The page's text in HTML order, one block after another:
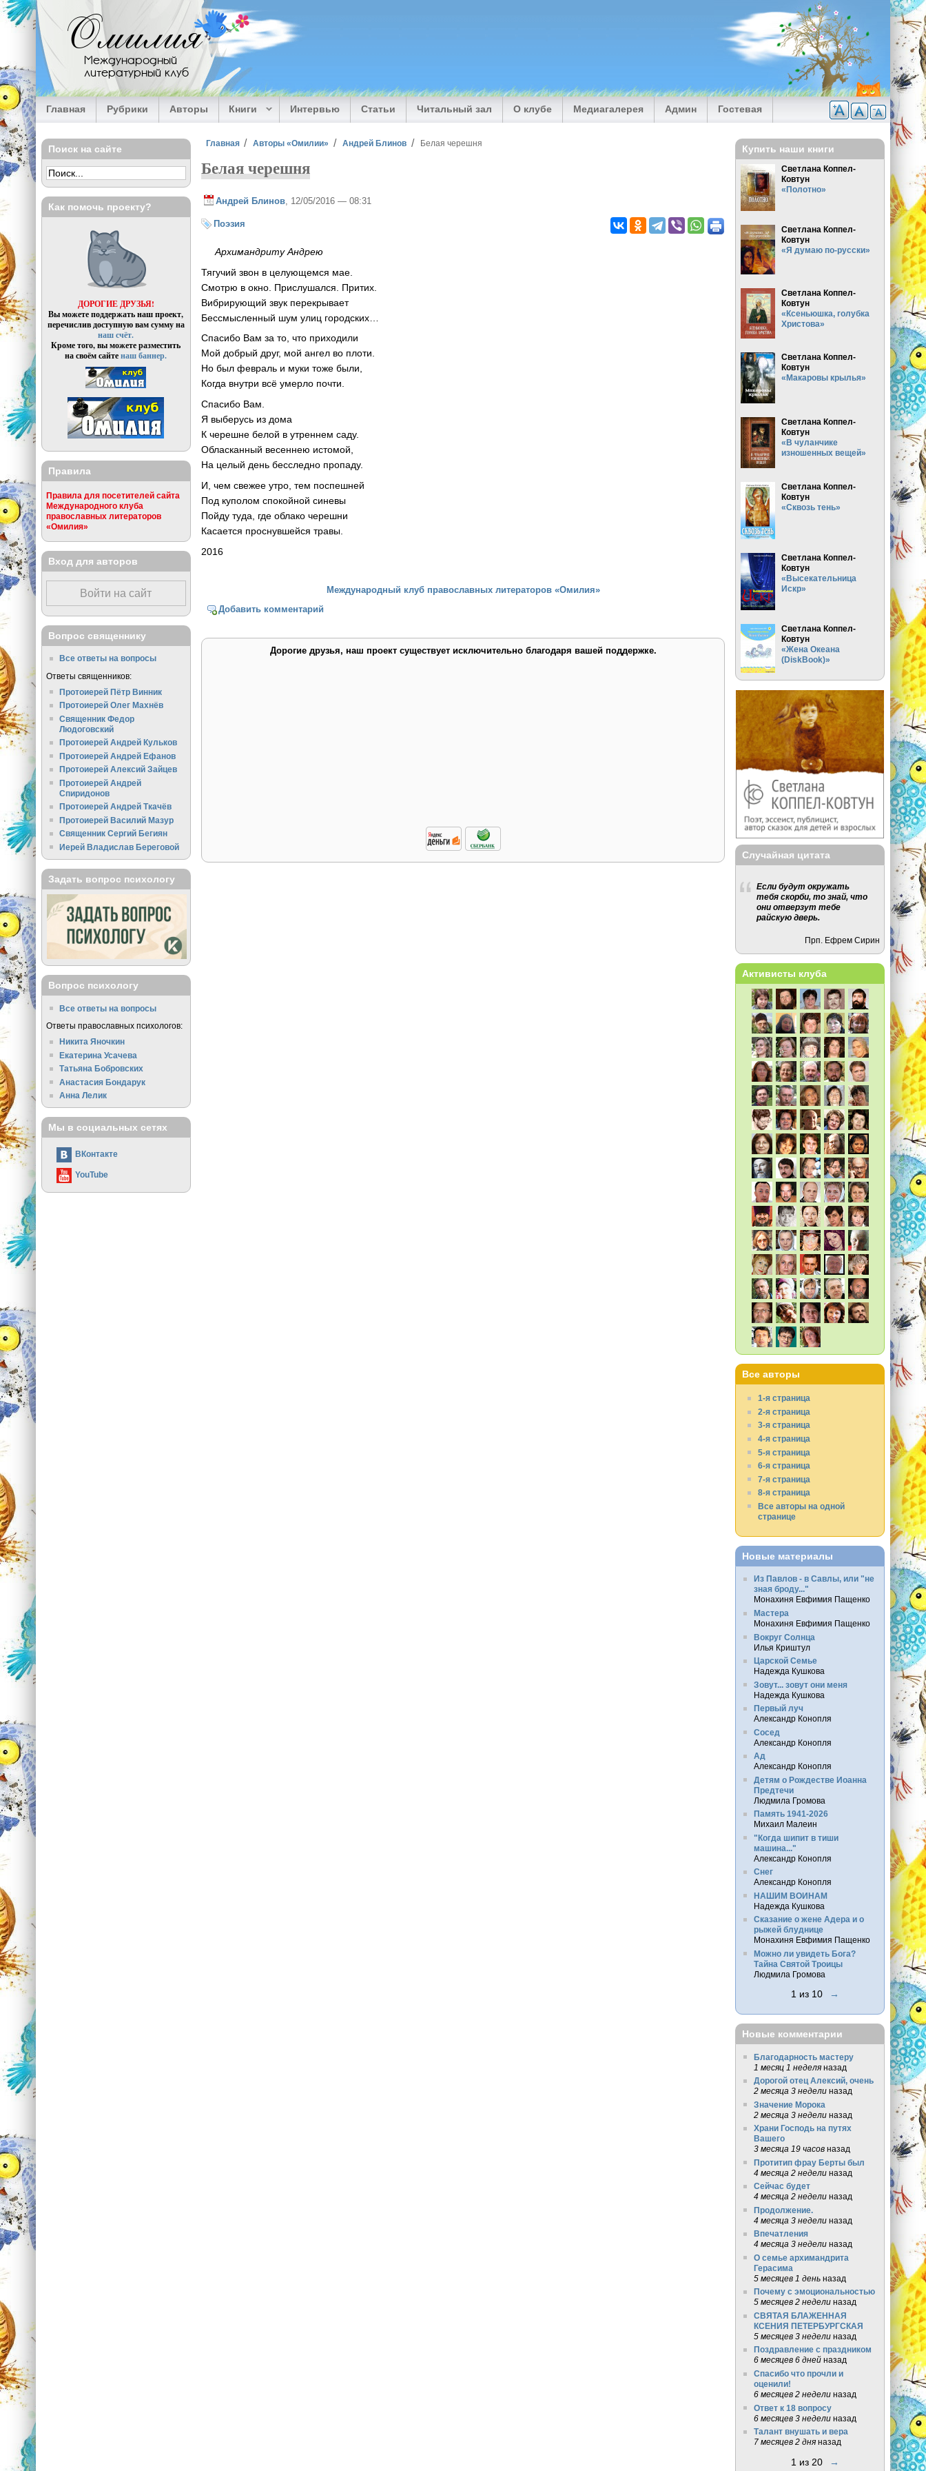
Перейти к основному содержанию
Омилия
Международный
литературный клуб
Главная Рубрики Авторы Книги Интервью Статьи Читальный зал О клубе Медиагалерея Админ Гостевая
Вы здесь
Главная Авторы «Омилии» Андрей Блинов Белая черешня
Белая черешня
Андрей Блинов , 12/05/2016 — 08:31
Поэзия
Архимандриту Андрею
Тягучий звон в целующемся мае.
Смотрю в окно. Прислушался. Притих.
Вибрирующий звук перекрывает
Бессмысленный шум улиц городских…
Спасибо Вам за то, что приходили
Мой добрый друг, мой ангел во плоти.
Но был февраль и муки тоже были,
Когда внутри всё умерло почти.
Спасибо Вам.
Я выберусь из дома
К черешне белой в утреннем саду.
Обласканный весеннею истомой,
На целый день бесследно пропаду.
И, чем свежее утро, тем поспешней
Под куполом спокойной синевы
Пойду туда, где облако черешни
Касается проснувшейся травы.
2016
Международный клуб православных литераторов «Омилия»
Добавить комментарий
Дорогие друзья, наш проект существует исключительно благодаря вашей поддержке.
Поиск на сайте
Как помочь проекту?
ДОРОГИЕ ДРУЗЬЯ!
Вы можете поддержать наш проект,
перечислив доступную вам сумму на
наш счёт.
Кроме того, вы можете разместить
на своём сайтенаш баннер.
Правила
Правила для посетителей сайта
Международного клуба
православных литераторов
«Омилия»
Вход для авторов
Войти на сайт
Вопрос священнику
Все ответы на вопросы
Ответы священников:
Протоиерей Пётр Винник
Протоиерей Олег Махнёв
Священник Федор
Людоговский
Протоиерей Андрей Кульков
Протоиерей Андрей Ефанов
Протоиерей Алексий Зайцев
Протоиерей Андрей
Спиридонов
Протоиерей Андрей Ткачёв
Протоиерей Василий Мазур
Священник Сергий Бегиян
Иерей Владислав Береговой
Задать вопрос психологу
Вопрос психологу
Все ответы на вопросы
Ответы православных психологов:
Никита Яночкин
Екатерина Усачева
Татьяна Бобровских
Анастасия Бондарук
Анна Лелик
Мы в социальных сетях
ВКонтакте
YouTube
Купить наши книги
Светлана Коппел-
Ковтун
«Полотно»
Светлана Коппел-
Ковтун
«Я думаю по-русски»
Светлана Коппел-
Ковтун
«Ксеньюшка, голубка
Христова»
Светлана Коппел-
Ковтун
«Макаровы крылья»
Светлана Коппел-
Ковтун
«В чуланчике
изношенных вещей»
Светлана Коппел-
Ковтун
«Сквозь тень»
Светлана Коппел-
Ковтун
«Высекательница
Искр»
Светлана Коппел-
Ковтун
«Жена Океана
(DiskBook)»
Случайная цитата
Если будут окружать
тебя скорби, то знай, что
они отверзут тебе
райскую дверь.
Прп. Ефрем Сирин
Активисты клуба
Все авторы
1-я страница
2-я страница
3-я страница
4-я страница
5-я страница
6-я страница
7-я страница
8-я страница
Все авторы на одной
странице
Новые материалы
Из Павлов - в Савлы, или "не
зная броду..."
Монахиня Евфимия Пащенко
Мастера
Монахиня Евфимия Пащенко
Вокруг Солнца
Илья Криштул
Царской Семье
Надежда Кушкова
Зовут... зовут они меня
Надежда Кушкова
Первый луч
Александр Конопля
Сосед
Александр Конопля
Ад
Александр Конопля
Детям о Рождестве Иоанна
Предтечи
Людмила Громова
Память 1941-2026
Михаил Малеин
"Когда шипит в тиши
машина..."
Александр Конопля
Снег
Александр Конопля
НАШИМ ВОИНАМ
Надежда Кушкова
Сказание о жене Адера и о
рыжей блуднице
Монахиня Евфимия Пащенко
Можно ли увидеть Бога?
Тайна Святой Троицы
Людмила Громова
1 из 10 →
Новые комментарии
Благодарность мастеру
1 месяц 1 неделяназад
Дорогой отец Алексий, очень
2 месяца 3 неделиназад
Значение Морока
2 месяца 3 неделиназад
Храни Господь на путях
Вашего
3 месяца 19 часовназад
Протитип фрау Берты был
4 месяца 2 неделиназад
Сейчас будет
4 месяца 2 неделиназад
Продолжение.
4 месяца 3 неделиназад
Впечатления
4 месяца 3 неделиназад
О семье архимандрита
Герасима
5 месяцев 1 деньназад
Почему с эмоциональностью
5 месяцев 2 неделиназад
СВЯТАЯ БЛАЖЕННАЯ
КСЕНИЯ ПЕТЕРБУРГСКАЯ
5 месяцев 3 неделиназад
Поздравление с праздником
6 месяцев 6 днейназад
Спасибо что прочли и
оценили!
6 месяцев 2 неделиназад
Ответ к 18 вопросу
6 месяцев 3 неделиназад
Талант внушать и вера
7 месяцев 2 дняназад
1 из 20 →